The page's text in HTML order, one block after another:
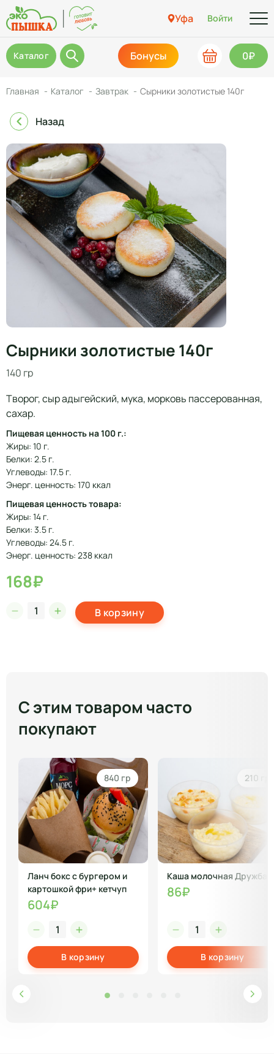
Уфа Войти
Каталог Бонусы 0₽
Главная Каталог Завтрак Сырники золотистые 140г
Назад
Сырники золотистые 140г
140 гр
Творог, сыр адыгейский, мука, морковь пассерованная,
сахар.
Пищевая ценность на 100 г.:
Жиры: 10 г.
Белки: 2.5 г.
Углеводы: 17.5 г.
Энерг. ценность: 170 ккал
Пищевая ценность товара:
Жиры: 14 г.
Белки: 3.5 г.
Углеводы: 24.5 г.
Энерг. ценность: 238 ккал
168₽
В корзину
С этим товаром часто
покупают
840 гр
Ланч бокс с бургером и
картошкой фри+ кетчуп
604₽
В корзину
210 гр
Каша молочная Дружба
86₽
В корзину